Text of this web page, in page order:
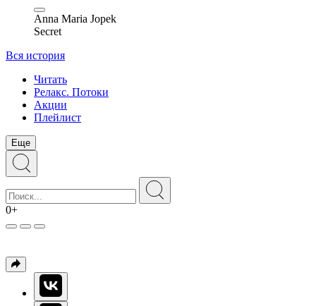
Anna Maria Jopek
Secret
Вся история
Читать
Релакс. Потоки
Акции
Плейлист
Еще
0+